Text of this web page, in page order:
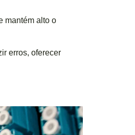
mantém alto o
erros, oferecer